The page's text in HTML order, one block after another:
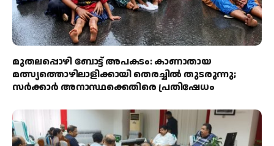
മുതലപ്പൊഴി ബോട്ട് അപകടം: കാണാതായ
മത്സ്യത്തൊഴിലാളിക്കായി തെരച്ചിൽ തുടരുന്നു;
സർക്കാർ അനാസ്ഥക്കെതിരെ പ്രതിഷേധം